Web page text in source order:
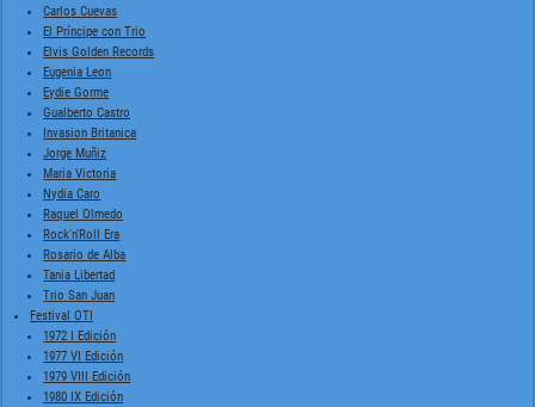
Carlos Cuevas
El Príncipe con Trio
Elvis Golden Records
Eugenia Leon
Eydie Gorme
Gualberto Castro
Invasion Britanica
Jorge Muñiz
Maria Victoria
Nydia Caro
Raquel Olmedo
Rock'n'Roll Era
Rosario de Alba
Tania Libertad
Trio San Juan
Festival OTI
1972 I Edición
1977 VI Edición
1979 VIII Edición
1980 IX Edición